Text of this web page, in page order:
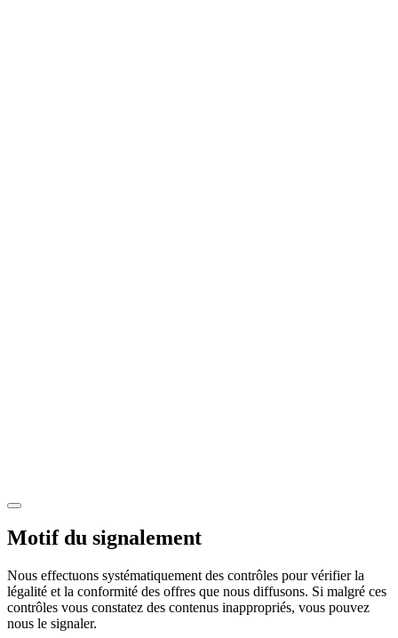
Motif du signalement
Nous effectuons systématiquement des contrôles pour vérifier la
légalité et la conformité des offres que nous diffusons. Si malgré ces
contrôles vous constatez des contenus inappropriés, vous pouvez
nous le signaler.